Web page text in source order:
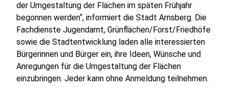
der Umgestaltung der Flächen im späten Frühjahr
begonnen werden“, informiert die Stadt Arnsberg. Die
Fachdienste Jugendamt, Grünflächen/Forst/Friedhöfe
sowie die Stadtentwicklung laden alle interessierten
Bürgerinnen und Bürger ein, ihre Ideen, Wünsche und
Anregungen für die Umgestaltung der Flächen
einzubringen. Jeder kann ohne Anmeldung teilnehmen.